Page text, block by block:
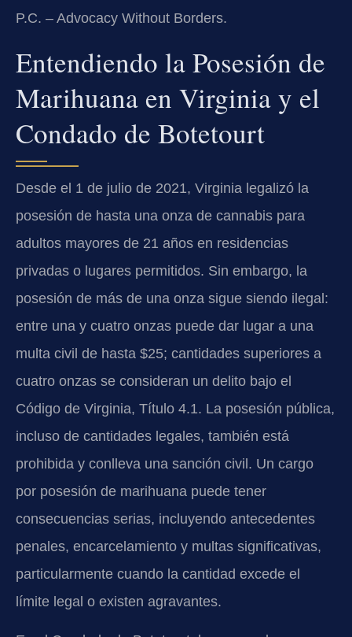
P.C. – Advocacy Without Borders.
Entendiendo la Posesión de
Marihuana en Virginia y el
Condado de Botetourt
Desde el 1 de julio de 2021, Virginia legalizó la
posesión de hasta una onza de cannabis para
adultos mayores de 21 años en residencias
privadas o lugares permitidos. Sin embargo, la
posesión de más de una onza sigue siendo ilegal:
entre una y cuatro onzas puede dar lugar a una
multa civil de hasta $25; cantidades superiores a
cuatro onzas se consideran un delito bajo el
Código de Virginia, Título 4.1. La posesión pública,
incluso de cantidades legales, también está
prohibida y conlleva una sanción civil. Un cargo
por posesión de marihuana puede tener
consecuencias serias, incluyendo antecedentes
penales, encarcelamiento y multas significativas,
particularmente cuando la cantidad excede el
límite legal o existen agravantes.